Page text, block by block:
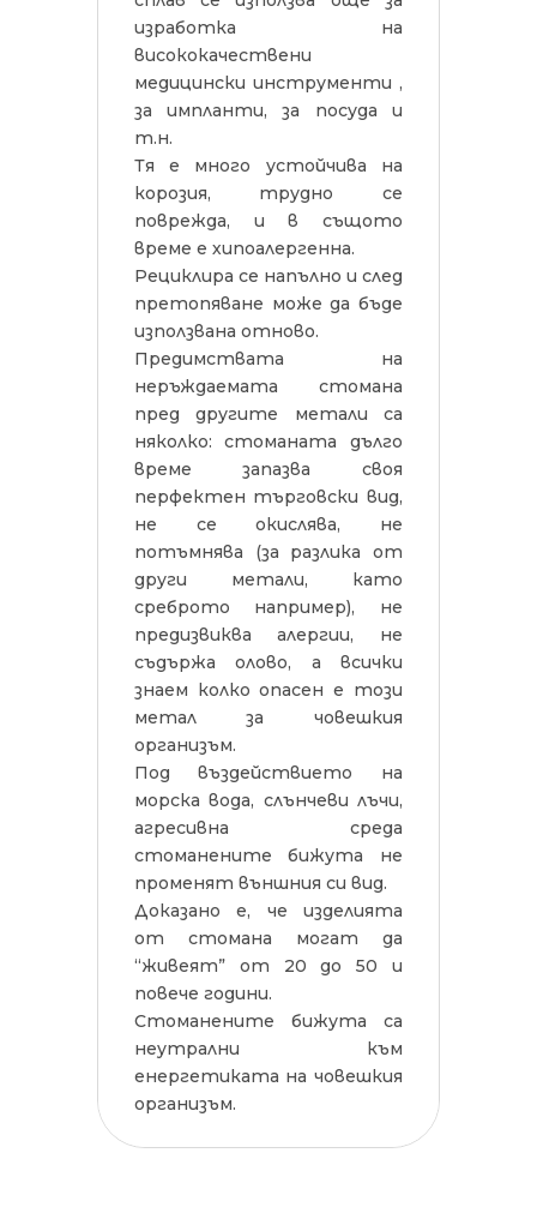
изработка на
висококачествени
медицински инструменти ,
за импланти, за посуда и
т.н.
Тя е много устойчива на
корозия, трудно се
поврежда, и в същото
време е хипоалергенна.
Рециклира се напълно и след
претопяване може да бъде
използвана отново.
Предимствата на
неръждаемата стомана
пред другите метали са
няколко: стоманата дълго
време запазва своя
перфектен търговски вид,
не се окислява, не
потъмнява (за разлика от
други метали, като
среброто например), не
предизвиква алергии, не
съдържа олово, а всички
знаем колко опасен е този
метал за човешкия
организъм.
Под въздействието на
морска вода, слънчеви лъчи,
агресивна среда
стоманените бижута не
променят външния си вид.
Доказано е, че изделията
от стомана могат да
“живеят” от 20 до 50 и
повече години.
Стоманените бижута са
неутрални към
енергетиката на човешкия
организъм.